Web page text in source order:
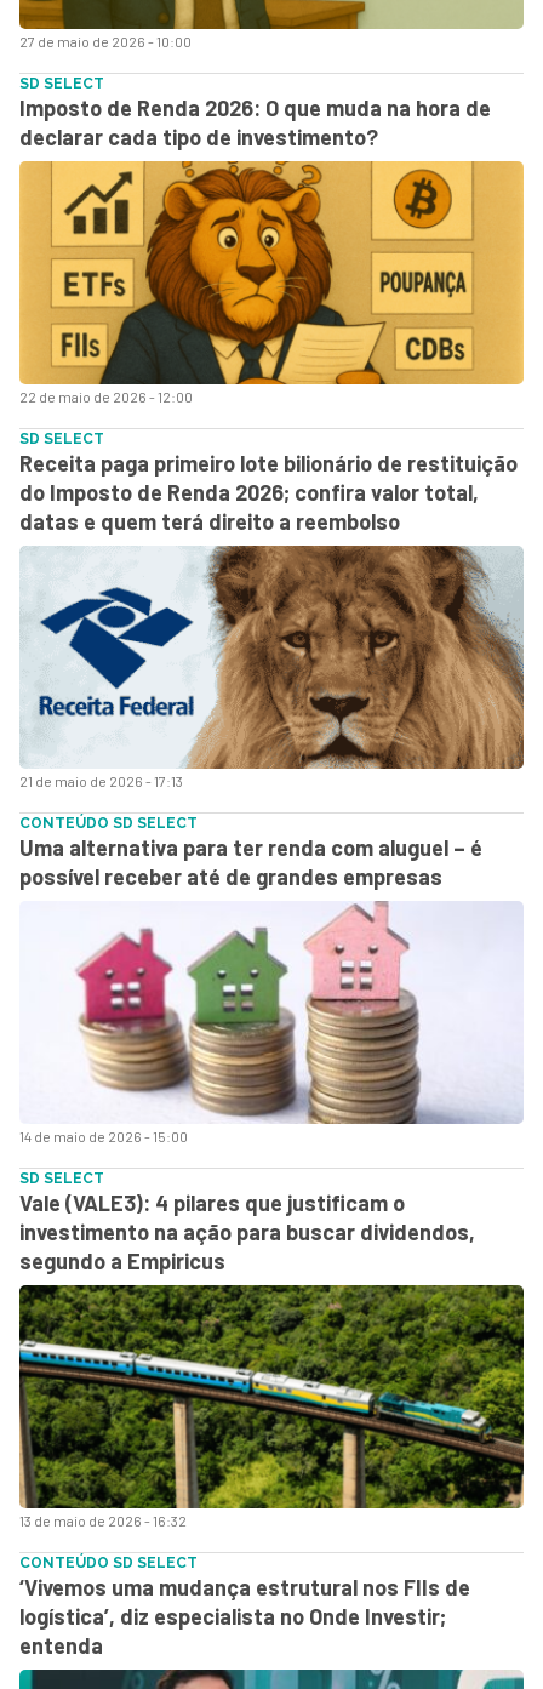
27 de maio de 2026 - 10:00
22 de maio de 2026 - 12:00
SD SELECT
Imposto de Renda 2026: O que muda na hora de
declarar cada tipo de investimento?
21 de maio de 2026 - 17:13
SD SELECT
Receita paga primeiro lote bilionário de restituição
do Imposto de Renda 2026; confira valor total,
datas e quem terá direito a reembolso
14 de maio de 2026 - 15:00
CONTEÚDO SD SELECT
Uma alternativa para ter renda com aluguel – é
possível receber até de grandes empresas
13 de maio de 2026 - 16:32
SD SELECT
Vale (VALE3): 4 pilares que justificam o
investimento na ação para buscar dividendos,
segundo a Empiricus
CONTEÚDO SD SELECT
‘Vivemos uma mudança estrutural nos FIIs de
logística’, diz especialista no Onde Investir;
entenda